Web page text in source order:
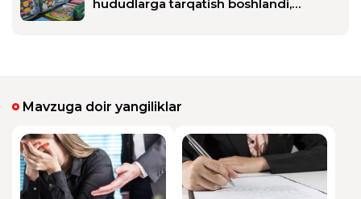
taxrirlangan
hududlarga tarqatish boshlandi,
Mavzuga doir yangiliklar